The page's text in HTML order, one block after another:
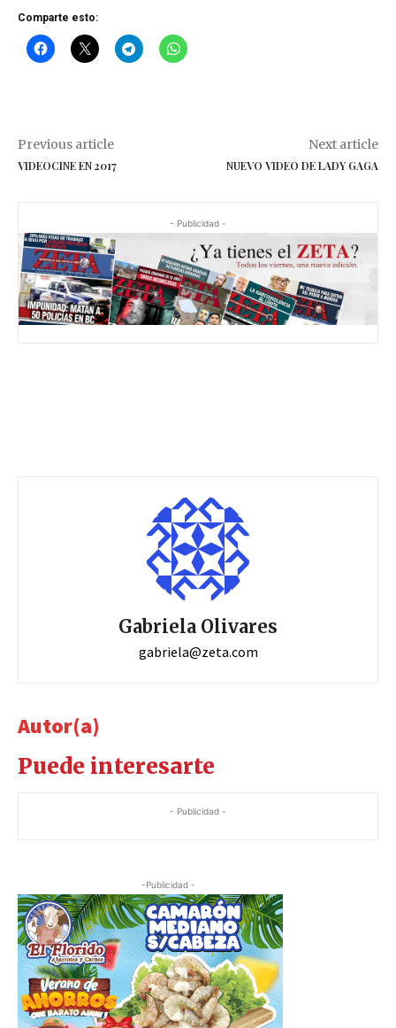
Comparte esto:
Previous article
VIDEOCINE EN 2017
Next article
NUEVO VIDEO DE LADY GAGA
- Publicidad -
Gabriela Olivares
gabriela@zeta.com
Autor(a)
Puede interesarte
- Publicidad -
-Publicidad -